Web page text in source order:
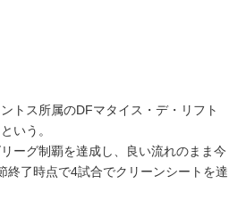
トス所属のDFマタイス・デ・リフト
いう。
ーグ制覇を達成し、良い流れのまま今
終了時点で4試合でクリーンシートを達